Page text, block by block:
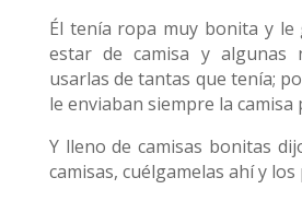
Él tenía ropa muy bonita y le
estar de camisa y algunas
usarlas de tantas que tenía;
le enviaban siempre la camisa
Y lleno de camisas bonitas
camisas, cuélgamelas ahí y